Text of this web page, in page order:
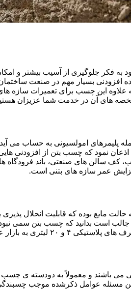
فکر جلوگیری از آسیب بیشتر و
بسیار مهم در صنعت
این چسب برای تعمیرات سازه
های آن در خدمت شما عزیزان
پلیمرهای امولسیونی به حساب می
نمود که چسب بتن از افزودنی
کف سالن های صنعتی، باند فرودگاه
عمر سازه های بتنی است.
مایع بوده که قابلیت انحلال پذیری
است بدانید که چسب بتن سمی
به بازار عرضه می شود.
می باشند و معمولاً به دودسته ی
مسئله عوامل ذکرشده موجب